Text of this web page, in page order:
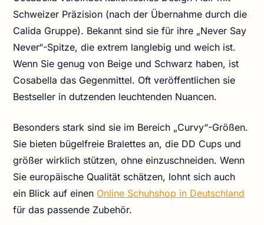
Schweizer Präzision (nach der Übernahme durch die
Calida Gruppe). Bekannt sind sie für ihre „Never Say
Never“-Spitze, die extrem langlebig und weich ist.
Wenn Sie genug von Beige und Schwarz haben, ist
Cosabella das Gegenmittel. Oft veröffentlichen sie
Bestseller in dutzenden leuchtenden Nuancen.
Besonders stark sind sie im Bereich „Curvy“-Größen.
Sie bieten bügelfreie Bralettes an, die DD Cups und
größer wirklich stützen, ohne einzuschneiden. Wenn
Sie europäische Qualität schätzen, lohnt sich auch
ein Blick auf einen Online Schuhshop in Deutschland
für das passende Zubehör.